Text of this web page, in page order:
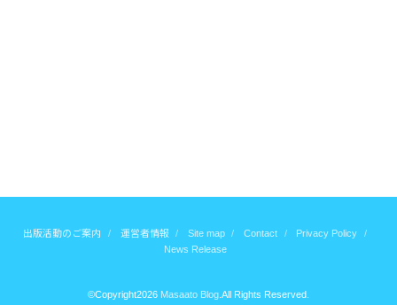
出版活動のご案内 運営者情報 Site map Contact
Privacy Policy
News Release
©Copyright2026 Masaato Blog.All Rights Reserved.